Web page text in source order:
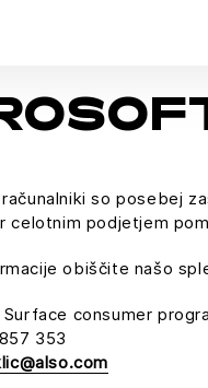
so posebej
celotnim podjetjem
obiščite našo
Surface consumer
353